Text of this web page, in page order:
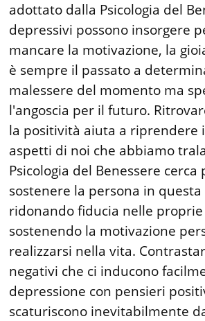
adottato dalla Psicologia del
depressivi possono insorgere
mancare la motivazione, la
è sempre il passato a
malessere del momento ma
l'angoscia per il futuro.
la positività aiuta a riprendere
aspetti di noi che abbiamo
Psicologia del Benessere
sostenere la persona in questa
ridonando fiducia nelle proprie
sostenendo la motivazione
realizzarsi nella vita.
negativi che ci inducono
depressione con pensieri
scaturiscono inevitabilmente